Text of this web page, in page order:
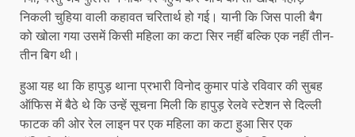
निकली चुहिया वाली कहावत चरितार्थ हो गई। यानी कि जिस पाली बैग
को खोला गया उसमें किसी महिला का कटा सिर नहीं बल्कि एक नहीं तीन-
तीन बिग थी।
हुआ यह था कि हापुड़ थाना प्रभारी विनोद कुमार पांडे रविवार की सुबह
ऑफिस में बैठे थे कि उन्हें सूचना मिली कि हापुड़ रेलवे स्टेशन से दिल्ली
फाटक की ओर रेल लाइन पर एक महिला का कटा हुआ सिर एक